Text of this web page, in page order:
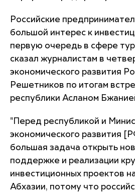
Российские
большой интерес к
первую очередь в сфере
сказал журналистам в
экономического развития
Решетников по итогам
республики Асланом
"Перед республикой и
экономического развития
большая задача открыть
поддержке и реализации
инвестиционных проектов
Абхазии, потому что